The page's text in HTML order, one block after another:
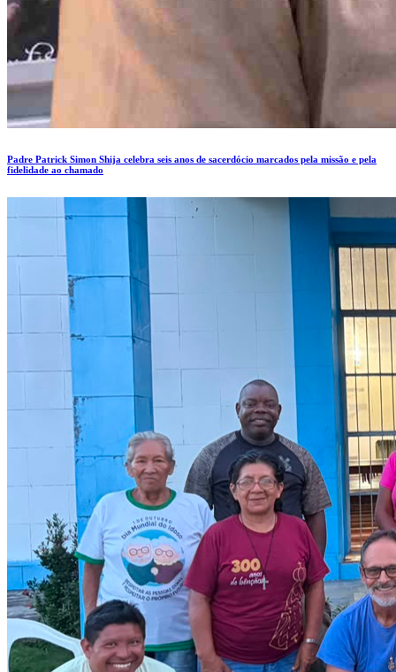
Padre Patrick Simon Shija celebra seis anos de sacerdócio marcados pela missão e pela
fidelidade ao chamado